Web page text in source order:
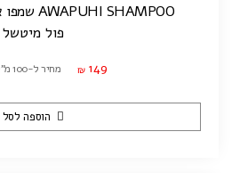
AWAPUHI SHAMPOO שמפו אוואפוהי | 1000 מ"ל
פול מיטשל
₪ 149 מחיר ל-100 מ"ל: ₪14.90
הוספה לסל